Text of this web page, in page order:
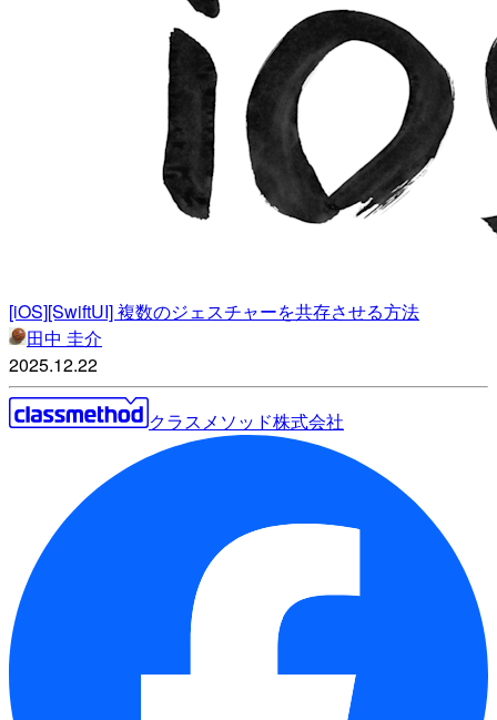
[iOS][SwiftUI] 複数のジェスチャーを共存させる方法
田中 圭介
2025.12.22
クラスメソッド株式会社